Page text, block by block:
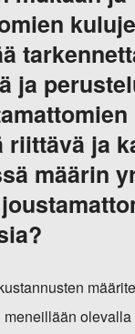
ja
riittävä ja
määrin
olevalla